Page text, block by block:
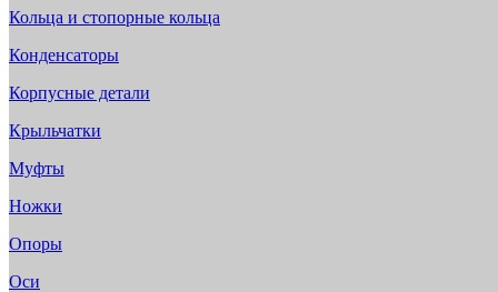
Кольца и стопорные кольца
Конденсаторы
Корпусные детали
Крыльчатки
Муфты
Ножки
Опоры
Оси